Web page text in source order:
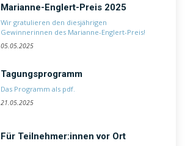
Marianne-Englert-Preis 2025
Wir gratulieren den diesjährigen
Gewinnerinnen des Marianne-Englert-Preis!
05.05.2025
Tagungsprogramm
Das Programm als pdf.
21.05.2025
Für Teilnehmer:innen vor Ort